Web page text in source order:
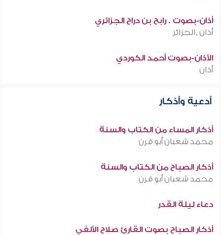
أذان-بصوت . رابح بن دراح الجزائري
أذان ,الجزائر
الأذان-بصوت أحمد الكوردي
أذان
أدعية وأذكار
أذكار المساء من الكتاب والسنة
محمد شعبان أبو قرن
أذكار الصباح من الكتاب والسنة
محمد شعبان أبو قرن
دعاء ليلة القدر
أذكار الصباح بصوت القارئ صلاح الألفي